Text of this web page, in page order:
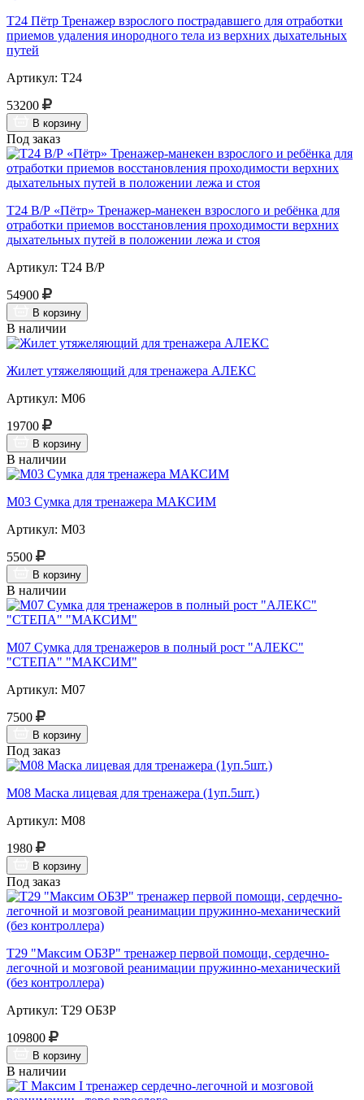
Т24 Пётр Тренажер взрослого пострадавшего для отработки
приемов удаления инородного тела из верхних дыхательных
путей
Артикул: Т24
53200
В корзину
Под заказ
Т24 В/Р «Пётр» Тренажер-манекен взрослого и ребёнка для
отработки приемов восстановления проходимости верхних
дыхательных путей в положении лежа и стоя
Артикул: Т24 В/Р
54900
В корзину
В наличии
Жилет утяжеляющий для тренажера АЛЕКС
Артикул: М06
19700
В корзину
В наличии
М03 Сумка для тренажера МАКСИМ
Артикул: М03
5500
В корзину
В наличии
М07 Сумка для тренажеров в полный рост "АЛЕКС"
"СТЕПА" "МАКСИМ"
Артикул: М07
7500
В корзину
Под заказ
М08 Маска лицевая для тренажера (1уп.5шт.)
Артикул: М08
1980
В корзину
Под заказ
Т29 "Максим ОБЗР" тренажер первой помощи, сердечно-
легочной и мозговой реанимации пружинно-механический
(без контроллера)
Артикул: Т29 ОБЗР
109800
В корзину
В наличии